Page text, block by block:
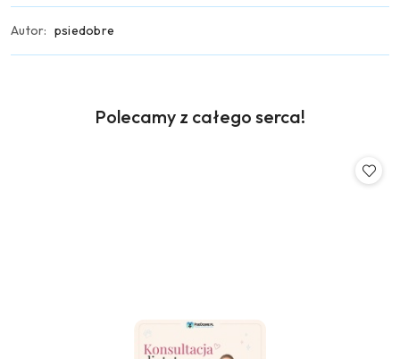
Autor: psiedobre
Pomiń karuzelę produktów
Produkty
Polecamy z całego serca!